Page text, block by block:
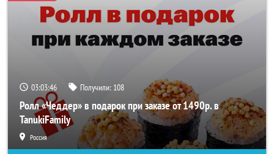
03:03:42 Получили: 108
Ролл «Чеддер» в подарок при заказе от 1490р. в
TanukiFamily
Россия